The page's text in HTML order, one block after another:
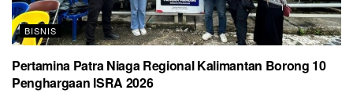
BISNIS
Pertamina Patra Niaga Regional Kalimantan Borong 10
Penghargaan ISRA 2026